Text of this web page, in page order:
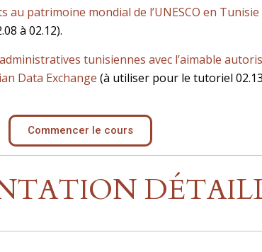
au patrimoine mondial de l’UNESCO en Tunisie
à 02.12).
tunisiennes avec l’aimable
Data Exchange (à utiliser pour le tutoriel
Commencer le cours